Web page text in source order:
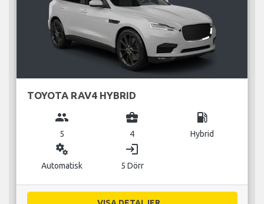
TOYOTA RAV4 HYBRID
group
5
business_center
4
local_gas_station
Hybrid
miscellaneous_services
Automatisk
login
5 Dörr